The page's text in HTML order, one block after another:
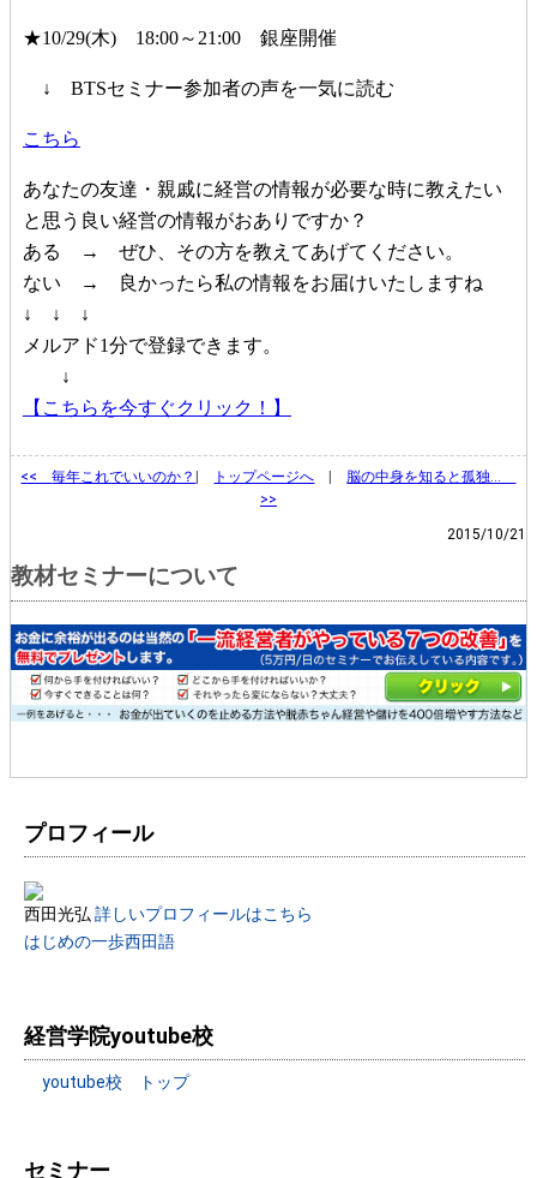
★10/29(木) 18:00～21:00 銀座開催
↓ BTSセミナー参加者の声を一気に読む
こちら
あなたの友達・親戚に経営の情報が必要な時に教えたい
と思う良い経営の情報がおありですか？
ある → ぜひ、その方を教えてあげてください。
ない → 良かったら私の情報をお届けいたしますね
↓ ↓ ↓
メルアド1分で登録できます。
↓
【こちらを今すぐクリック！】
<<毎年これでいいのか？ トップページへ
脳の中身を知ると孤独…
>>
2015/10/21
教材セミナーについて
プロフィール
西田光弘 詳しいプロフィールはこちら
はじめの一歩西田語
経営学院youtube校
youtube校 トップ
セミナー